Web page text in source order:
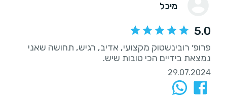
מיכל
5.0
פרופ׳ רובינשטוק מקצועי, אדיב, רגיש, תחושה שאני
נמצאת בידיים הכי טובות שיש.
29.07.2024